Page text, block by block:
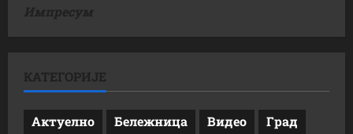
Импресум
КАТЕГОРИЈЕ
Актуелно Бележница Видео
Град